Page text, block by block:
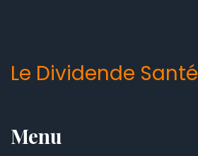
Le Dividende Santé
Menu